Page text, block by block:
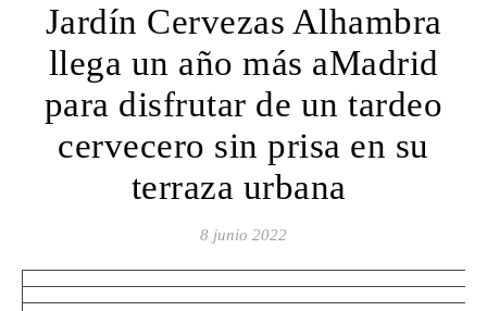
Jardín Cervezas Alhambra
llega un año más aMadrid
para disfrutar de un tardeo
cervecero sin prisa en su
terraza urbana
8 junio 2022